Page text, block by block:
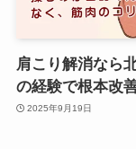
肩こり解消なら
の経験で根本改
2025年9月19日